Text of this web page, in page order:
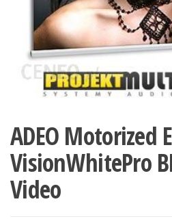
ADEO Motorized
VisionWhitePro
Video